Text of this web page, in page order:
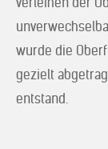
wurde die
gezielt
entstand.